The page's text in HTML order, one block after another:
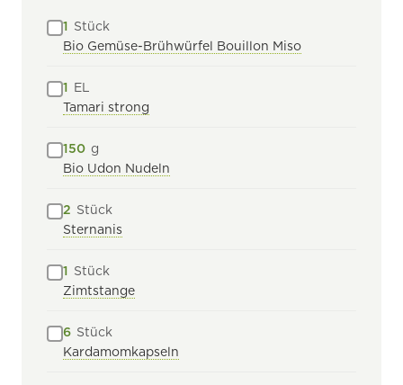
1 Stück
Bio Gemüse-Brühwürfel Bouillon Miso
1 EL
Tamari strong
150 g
Bio Udon Nudeln
2 Stück
Sternanis
1 Stück
Zimtstange
6 Stück
Kardamomkapseln